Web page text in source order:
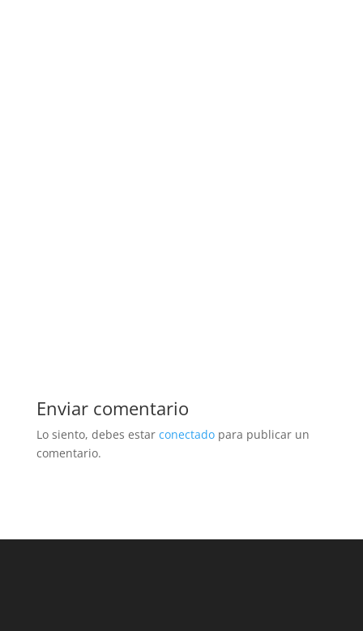
Enviar comentario
Lo siento, debes estar conectadopara publicar un
comentario.